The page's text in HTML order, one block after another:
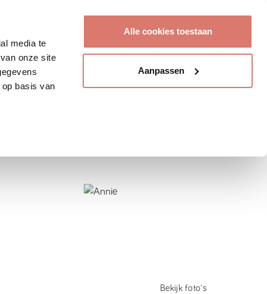
media te
onze site
basis van
Alle cookies toestaan
Aanpassen
Bekijk foto's